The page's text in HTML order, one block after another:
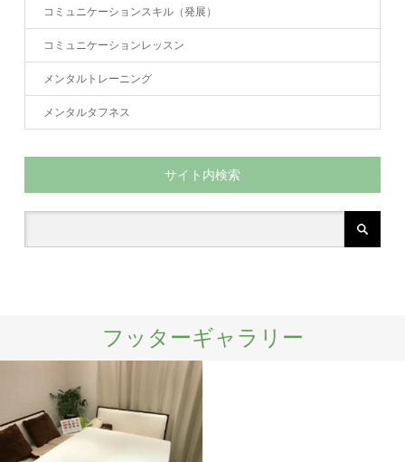
コミュニケーションスキル（発展）
コミュニケーションレッスン
メンタルトレーニング
メンタルタフネス
サイト内検索
フッターギャラリー